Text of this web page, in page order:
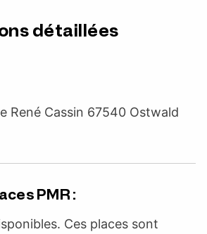
détaillées
René Cassin 67540 Ostwald
PMR :
Ces places sont